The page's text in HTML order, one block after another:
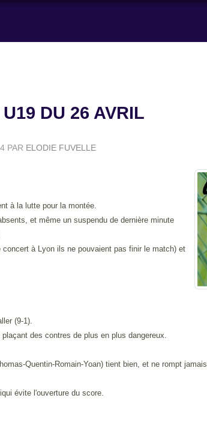
DU 26 AVRIL
PAR ELODIE FUVELLE
à la lutte pour la montée.
et même un suspendu de dernière minute
à Lyon ils ne pouvaient pas finir le match) et
(9-1).
des contres de plus en plus dangereux.
Quentin-Romain-Yoan) tient bien, et ne rompt jamais.
évite l'ouverture du score.